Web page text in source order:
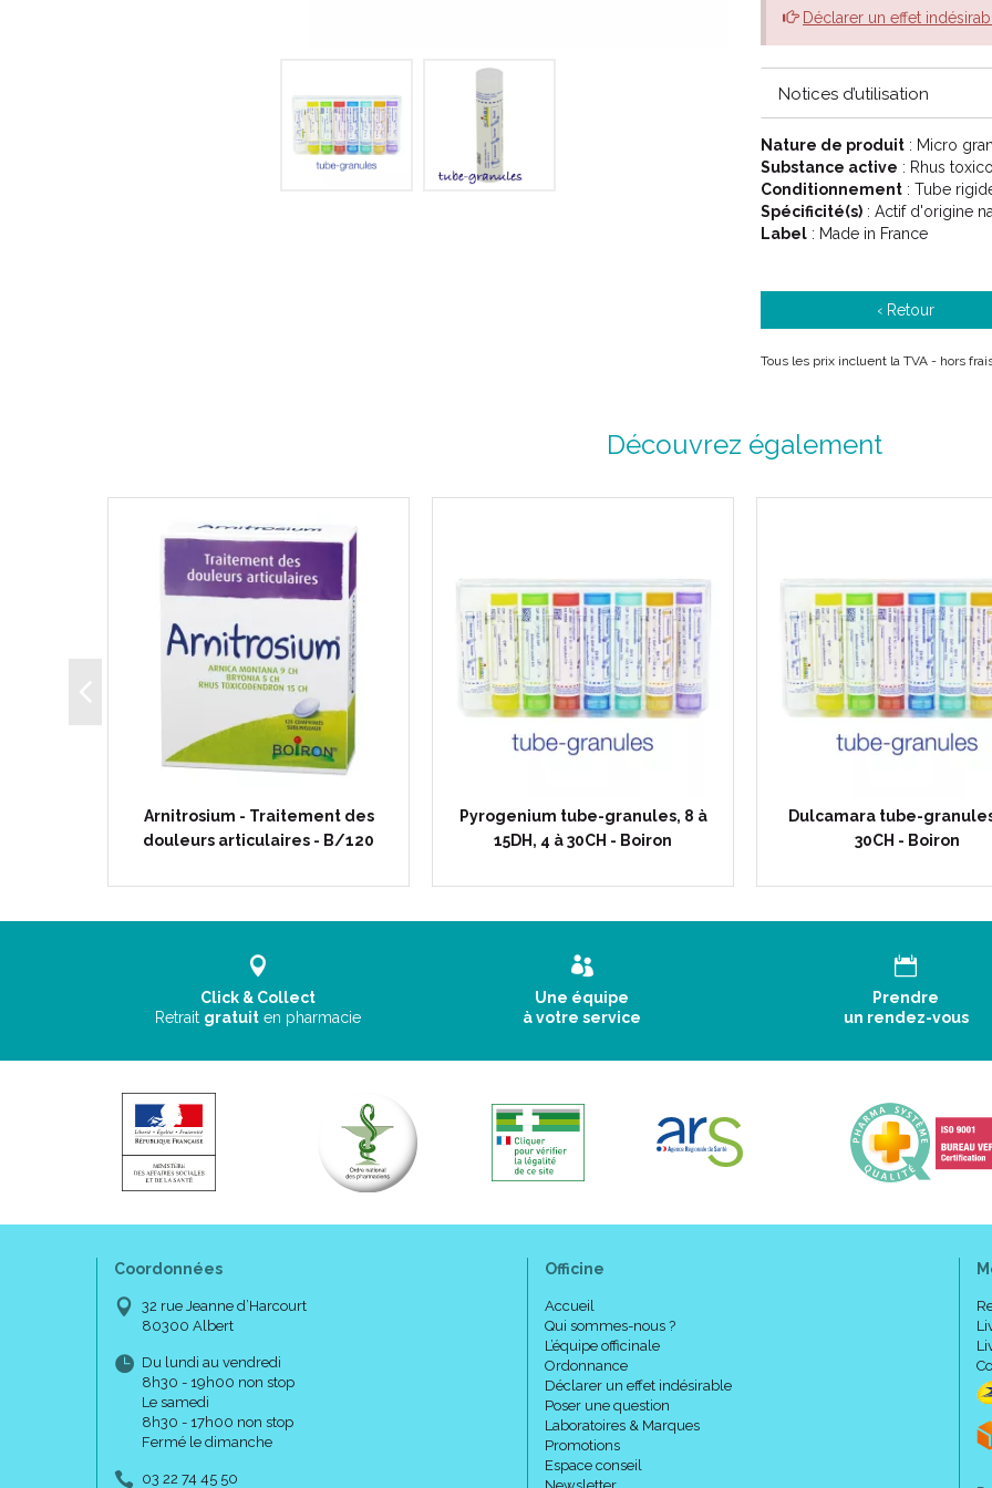
5CH Vert
7CH Rouge
9CH Bleu
12CH Vert d' eau
12DH
en Tube Dose sous forme de
dans toutes les dermatoses
en cas de douleurs
en cas d' entorse, de
musculaire ou bien d' excès
en cas de grippe, d' états
dans les enrouements, ou
surmenage vocal. La voix s'
Rhus Toxicodendron Tube
vous vous trouviez et à n'
Mode d' emploi :
Déclarer un effet
Notices d’utilisation
Nature de produit : Micro
Substance active : Rhus
Conditionnement : Tube
Spécificité(s) : Actif d'origine
Label : Made in France
‹ Retour
Tous les prix incluent la TVA - hors
Découvrez également
Arnitrosium - Traitement des
douleurs articulaires - B/120
Pyrogenium tube-granules, 8 à
15DH, 4 à 30CH - Boiron
Dulcamara tube-
30CH - Boiron
Click & Collect
Retrait gratuit en pharmacie
Une équipe
à votre service
Prendre
un rendez-vous
Coordonnées
32 rue Jeanne d’Harcourt
80300 Albert
Du lundi au vendredi
8h30 - 19h00 non stop
Le samedi
8h30 - 17h00 non stop
Fermé le dimanche
03 22 74 45 50
Officine
Accueil
Qui sommes-nous ?
L’équipe officinale
Ordonnance
Déclarer un effet indésirable
Poser une question
Laboratoires & Marques
Promotions
Espace conseil